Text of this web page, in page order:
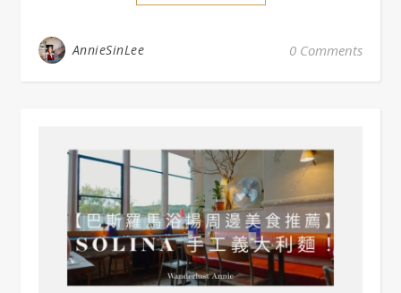
AnnieSinLee 0 Comments